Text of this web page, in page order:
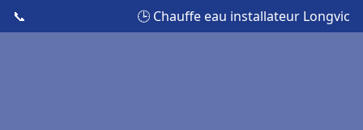
📞 🕒 Chauffe eau installateur Longvic